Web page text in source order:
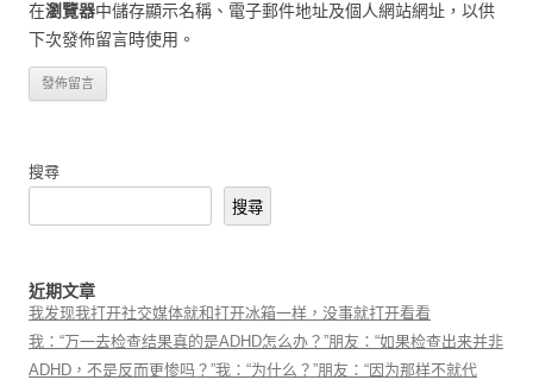
在瀏覽器中儲存顯示名稱、電子郵件地址及個人網站網址，以供
下次發佈留言時使用。
搜尋
搜尋
近期文章
我发现我打开社交媒体就和打开冰箱一样，没事就打开看看
我：“万一去检查结果真的是ADHD怎么办？”朋友：“如果检查出来并非
ADHD，不是反而更惨吗？”我：“为什么？”朋友：“因为那样不就代